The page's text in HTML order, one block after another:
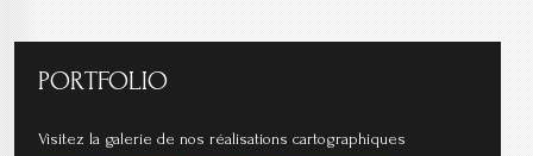
PORTFOLIO
Visitez la galerie de nos réalisations cartographiques